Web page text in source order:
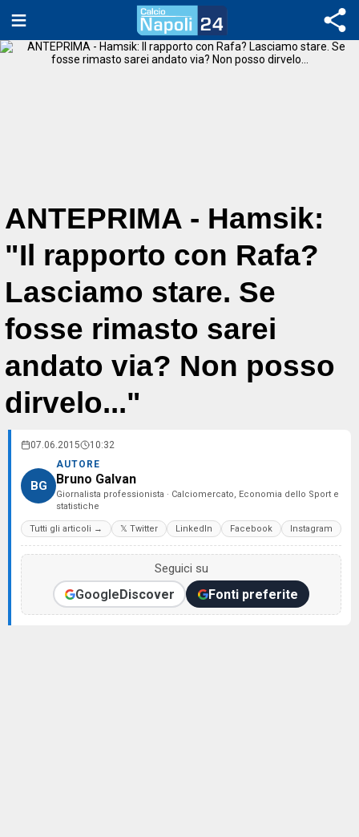
ANTEPRIMA - Hamsik:
"Il rapporto con Rafa?
Lasciamo stare. Se
fosse rimasto sarei
andato via? Non posso
dirvelo..."
07.06.2015 10:32
BG
AUTORE
Bruno Galvan
Giornalista professionista · Calciomercato, Economia dello Sport e
statistiche
Tutti gli articoli → 𝕏 Twitter LinkedIn Facebook Instagram
Seguici su
GoogleDiscover Fonti preferite